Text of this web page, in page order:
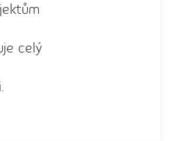
celý